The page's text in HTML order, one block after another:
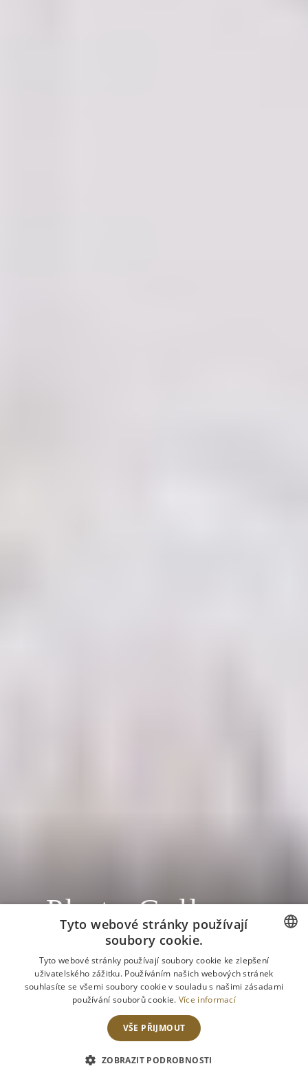
Photo Gallery
CZECH
ENGLISH
Tyto webové stránky používají
soubory cookie.
Tyto webové stránky používají soubory cookie ke zlepšení
uživatelského zážitku. Používáním našich webových stránek
souhlasíte se všemi soubory cookie v souladu s našimi zásadami
používání souborů cookie. Více informací
VŠE PŘIJMOUT
ZOBRAZIT PODROBNOSTI